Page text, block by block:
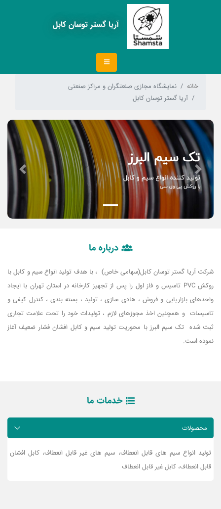
آریا گستر توسان کابل
خانه
نمایشگاه مجازی صنعتگران و مراکز صنعتی
آریا گستر توسان کابل
Previous
Next
درباره ما
شرکت آریا گستر توسان کابل(سهامی خاص) ، با هدف تولید انواع سیم و کابل با
روکش PVC تاسیس و فاز اول را پس از تجهیز کارخانه در استان تهران با ایجاد
واحدهای بازاریابی و فروش ، هادی سازی ، تولید ، بسته بندی ، کنترل کیفی و
تاسیسات و همچنین اخذ مجوزهای لازم ، تولیدات خود را تحت علامت تجاری
ثبت شده تک سیم البرز با محوریت تولید سیم و کابل افشان فشار ضعیف آغاز
نموده است.
خدمات ما
محصولات
تولید انواع سیم های قابل انعطاف، سیم های غیر قابل انعطاف، کابل افشان
قابل انعطاف، کابل غیر قابل انعطاف